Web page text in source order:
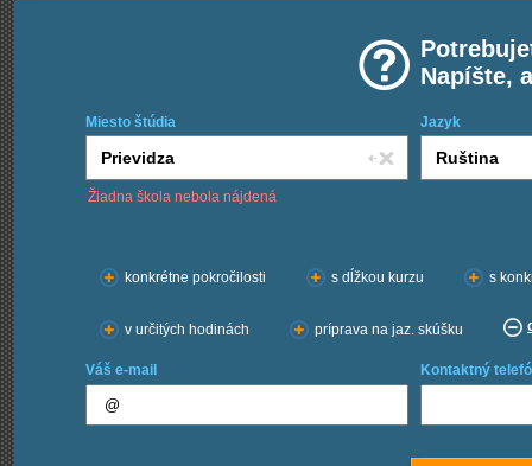
Napíšte,
Miesto štúdia Jazyk
Žiadna škola nebola nájdená
konkrétne pokročilosti
s dĺžkou kurzu s
v určitých hodinách príprava na jaz. skúšku
Váš e-mail Kontaktný